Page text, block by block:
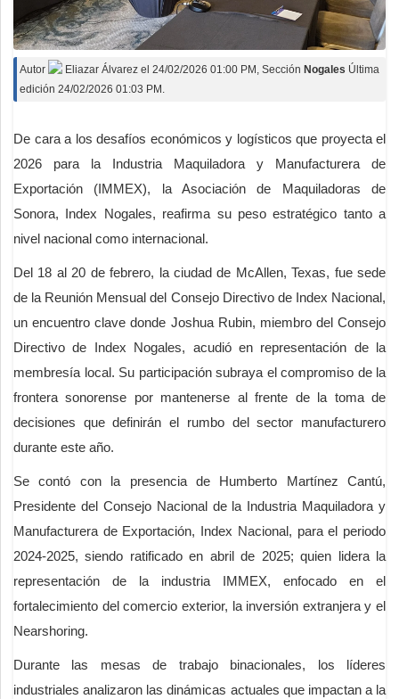
Autor Eliazar Álvarez el 24/02/2026 01:00 PM , Sección Nogales Última
edición 24/02/2026 01:03 PM.
De cara a los desafíos económicos y logísticos que proyecta el
2026 para la Industria Maquiladora y Manufacturera de
Exportación (IMMEX), la Asociación de Maquiladoras de
Sonora, Index Nogales, reafirma su peso estratégico tanto a
nivel nacional como internacional.
Del 18 al 20 de febrero, la ciudad de McAllen, Texas, fue sede
de la Reunión Mensual del Consejo Directivo de Index Nacional,
un encuentro clave donde Joshua Rubin, miembro del Consejo
Directivo de Index Nogales, acudió en representación de la
membresía local. Su participación subraya el compromiso de la
frontera sonorense por mantenerse al frente de la toma de
decisiones que definirán el rumbo del sector manufacturero
durante este año.
Se contó con la presencia de Humberto Martínez Cantú,
Presidente del Consejo Nacional de la Industria Maquiladora y
Manufacturera de Exportación, Index Nacional, para el periodo
2024-2025, siendo ratificado en abril de 2025; quien lidera la
representación de la industria IMMEX, enfocado en el
fortalecimiento del comercio exterior, la inversión extranjera y el
Nearshoring.
Durante las mesas de trabajo binacionales, los líderes
industriales analizaron las dinámicas actuales que impactan a la